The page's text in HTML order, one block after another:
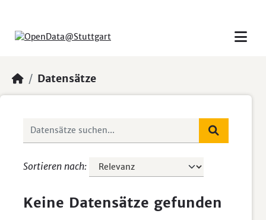
Datensätze
Sortieren nach
Keine Datensätze gefunden